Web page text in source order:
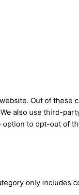
Out of
also use third-
to opt-out of
only